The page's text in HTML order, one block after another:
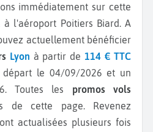
immédiatement sur cette
à l'aéroport Poitiers Biard. A
actuellement bénéficier
Lyon à partir de114 € TTC
le 04/09/2026 et un
Toutes les promos vols
de cette page. Revenez
actualisées plusieurs fois